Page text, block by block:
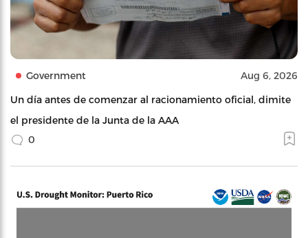
Government Aug 6, 2026
Un día antes de comenzar al racionamiento oficial, dimite
el presidente de la Junta de la AAA
0